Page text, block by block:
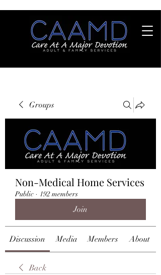
Groups
Non-Medical Home Services
Public · 192 members
Join
Discussion Media Members About
Back